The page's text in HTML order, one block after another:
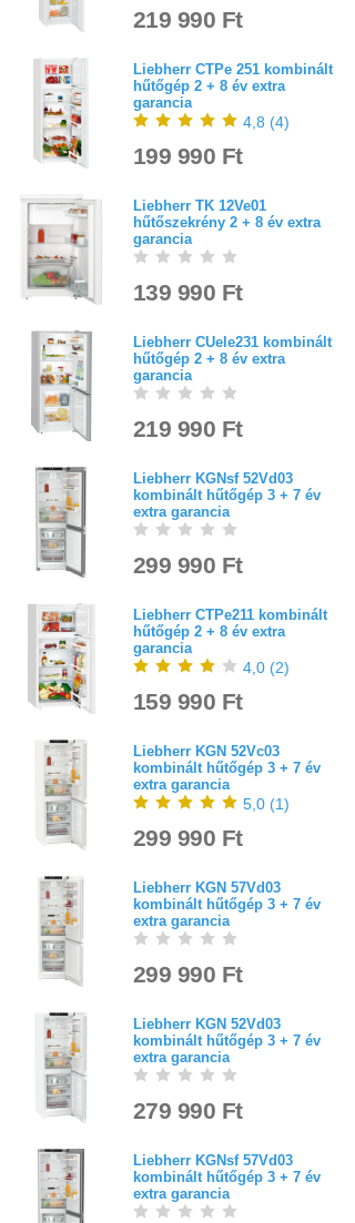
219 990 Ft
Liebherr CTPe 251 kombinált
hűtőgép 2 + 8 év extra
garancia
4,8 (4)
199 990 Ft
Liebherr TK 12Ve01
hűtőszekrény 2 + 8 év extra
garancia
139 990 Ft
Liebherr CUele231 kombinált
hűtőgép 2 + 8 év extra
garancia
219 990 Ft
Liebherr KGNsf 52Vd03
kombinált hűtőgép 3 + 7 év
extra garancia
299 990 Ft
Liebherr CTPe211 kombinált
hűtőgép 2 + 8 év extra
garancia
4,0 (2)
159 990 Ft
Liebherr KGN 52Vc03
kombinált hűtőgép 3 + 7 év
extra garancia
5,0 (1)
299 990 Ft
Liebherr KGN 57Vd03
kombinált hűtőgép 3 + 7 év
extra garancia
299 990 Ft
Liebherr KGN 52Vd03
kombinált hűtőgép 3 + 7 év
extra garancia
279 990 Ft
Liebherr KGNsf 57Vd03
kombinált hűtőgép 3 + 7 év
extra garancia